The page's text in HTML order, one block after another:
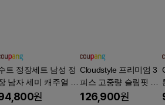
트 정장세트 남성 정
남자 세미 캐주얼 셋
수트 하객룩 면접 결
원
Cloudstyle 프리미엄 3
피스 고중량 슬림핏 정
장 세트 탄탄한 수트
126,900원